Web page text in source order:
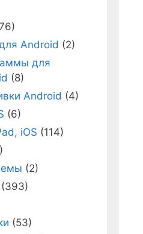
Android (2)
для
(8)
Android (4)
(6)
iOS (114)
(2)
(393)
(53)